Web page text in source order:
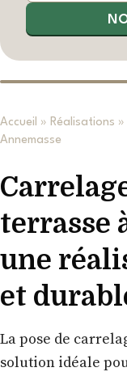
Accueil » Réalisations »
Annemasse
terrasse
une
et
La pose de
solution idéale